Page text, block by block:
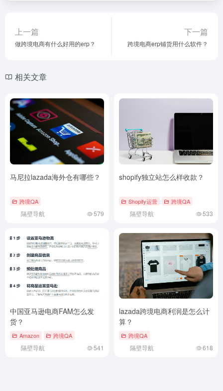
上一篇
做跨境电商有什么好用的erp？
下一篇
跨境电商erp铺货用什么软件？
相关文章
马尼拉lazada海外仓有哪些？
跨境QA
隔壁导航 579
shopify独立站怎么样收款？
Shopify运营 跨境QA
隔壁导航 533
中国亚马逊电商FAM怎么发
货？
Amazon 跨境QA
隔壁导航 541
lazada跨境电商利润是怎么计
算？
跨境QA
隔壁导航 618